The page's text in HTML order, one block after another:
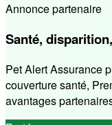
Annonce partenaire
Santé,
Pet Alert Assurance
couverture santé,
avantages